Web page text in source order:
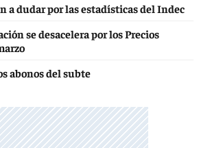
a dudar por las estadísticas del Indec
se desacelera por los Precios
abonos del subte